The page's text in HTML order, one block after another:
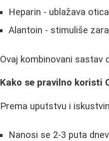
Heparin - ublažava
Alantoin - stimuliše
Ovaj kombinovani sastav
Kako se pravilno koristi
Prema uputstvu i
Nanosi se 2-3 puta